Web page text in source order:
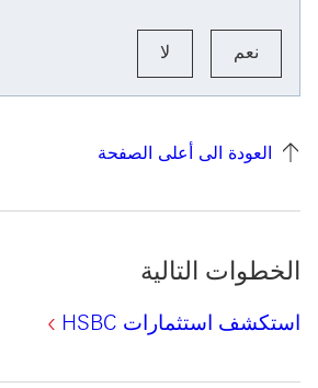
نعم لا
العودة الى أعلى الصفحة
الخطوات التالية